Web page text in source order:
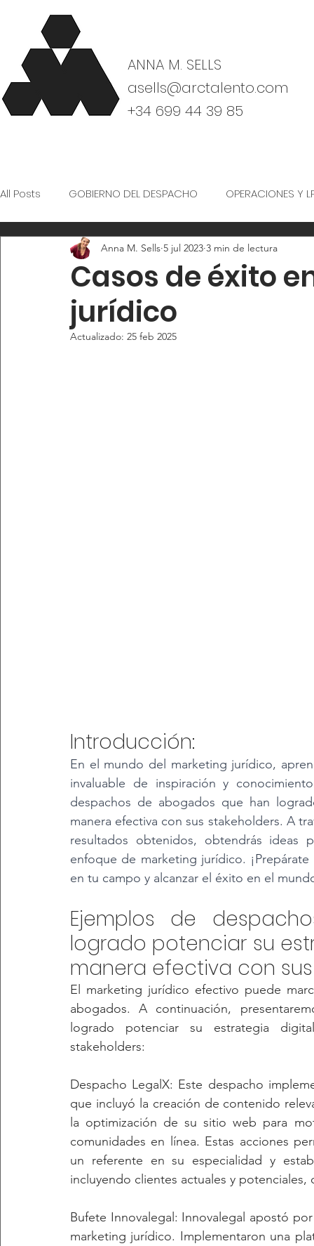
ANNA M. SELLS
asells@arctalento.com
+34 699 44 39 85
All Posts GOBIERNO DEL DESPACHO OPERACIONES Y
CULTURA Y ORGANIZACIÓN
Casos de éxito
jurídico
Anna M. Sells 5 jul 2023 3 min de lectura
Actualizado: 25 feb 2025
Introducción:
En el mundo del marketing jurídico,
invaluable de inspiración y
despachos de abogados que han
manera efectiva con sus stakeholders. A
resultados obtenidos, obtendrás
enfoque de marketing jurídico.
en tu campo y alcanzar el éxito en el
Ejemplos de
logrado potenciar su
manera efectiva con
El marketing jurídico efectivo puede
abogados. A continuación,
logrado potenciar su estrategia
stakeholders:
Despacho LegalX: Este despacho
que incluyó la creación de contenido
la optimización de su sitio web para
comunidades en línea. Estas acciones
un referente en su especialidad y
incluyendo clientes actuales y
Bufete Innovalegal: Innovalegal apostó
marketing jurídico. Implementaron una